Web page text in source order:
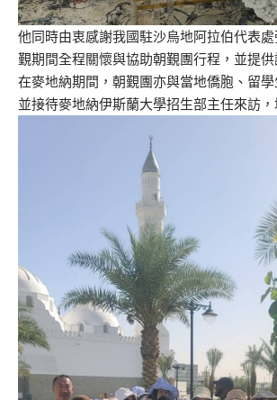
他同時由衷感謝我國駐沙烏地阿拉伯代表
覲期間全程關懷與協助朝覲團行程，並提供
在麥地納期間， 朝覲團亦與當地僑胞、留學
並接待麥地納伊斯蘭大學招生部主任來訪，